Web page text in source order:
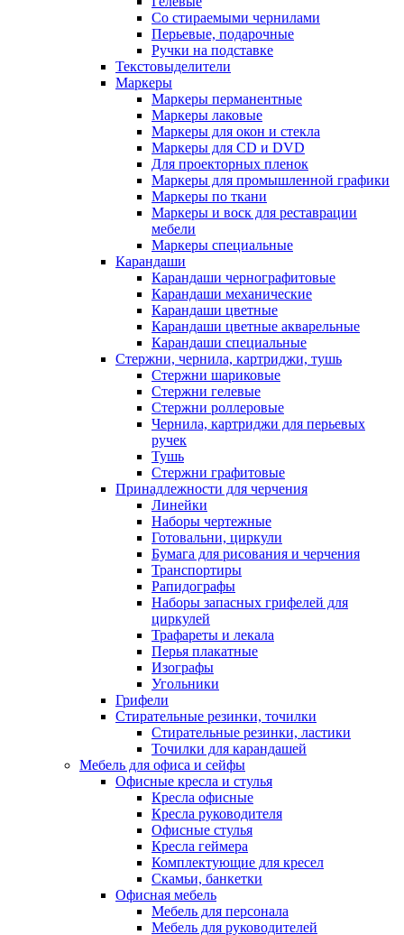
Со стираемыми чернилами
Перьевые, подарочные
Ручки на подставке
Текстовыделители
Маркеры
Маркеры перманентные
Маркеры лаковые
Маркеры для окон и стекла
Маркеры для CD и DVD
Для проекторных пленок
Маркеры для промышленной графики
Маркеры по ткани
Маркеры и воск для реставрации
мебели
Маркеры специальные
Карандаши
Карандаши чернографитовые
Карандаши механические
Карандаши цветные
Карандаши цветные акварельные
Карандаши специальные
Стержни, чернила, картриджи, тушь
Стержни шариковые
Стержни гелевые
Стержни роллеровые
Чернила, картриджи для перьевых
ручек
Тушь
Стержни графитовые
Принадлежности для черчения
Линейки
Наборы чертежные
Готовальни, циркули
Бумага для рисования и черчения
Транспортиры
Рапидографы
Наборы запасных грифелей для
циркулей
Трафареты и лекала
Перья плакатные
Изографы
Угольники
Грифели
Стирательные резинки, точилки
Стирательные резинки, ластики
Точилки для карандашей
Мебель для офиса и сейфы
Офисные кресла и стулья
Кресла офисные
Кресла руководителя
Офисные стулья
Кресла геймера
Комплектующие для кресел
Скамьи, банкетки
Офисная мебель
Мебель для персонала
Мебель для руководителей